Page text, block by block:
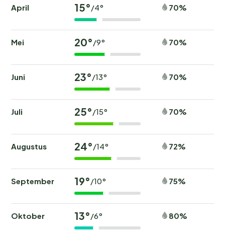
April 15°/4° 70%
Mei 20°/9° 70%
Juni 23°/13° 70%
Juli 25°/15° 70%
Augustus 24°/14° 72%
September 19°/10° 75%
Oktober 13°/6° 80%